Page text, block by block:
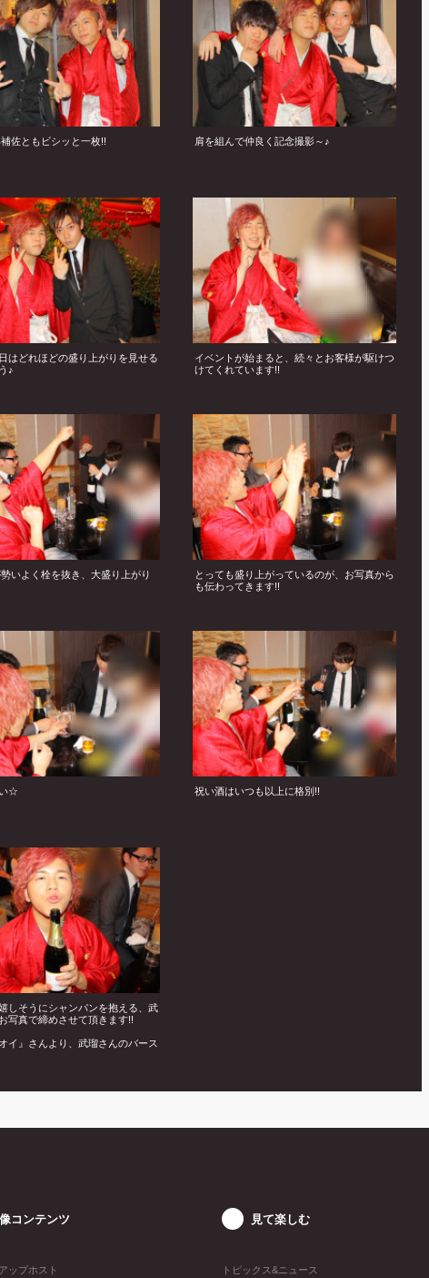
佐ともビシッと一枚!! 肩を組んで仲良く記念撮影～♪
はどれほどの盛り上がりを見せる
♪
イベントが始まると、続々とお客様が駆けつ
けてくれています!!
いよく栓を抜き、大盛り上がり
とっても盛り上がっているのが、お写真から
も伝わってきます!!
☆ 祝い酒はいつも以上に格別!!
しそうにシャンパンを抱える、武
写真で締めさせて頂きます!!
イ』さんより、武瑠さんのバース
コンテンツ
ップホスト
見て楽しむ
トピックス&ニュース